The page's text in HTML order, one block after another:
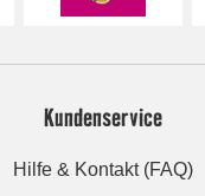
Kundenservice
Hilfe & Kontakt (FAQ)